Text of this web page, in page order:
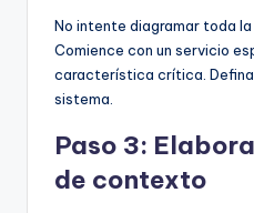
No intente diagramar toda la
Comience con un servicio
característica crítica.
sistema.
Paso 3:
de contexto